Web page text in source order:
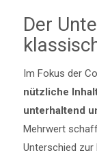
Der
Im Fokus der
nützliche
unterhaltend
Mehrwert
Unterschied zur